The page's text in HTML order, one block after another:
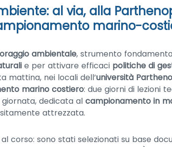
al via, alla
marino-
ambientale, strumento
e per attivare efficaci politiche di
mattina, nei locali dell’università
marino costiero: due giorni di lezioni
dedicata al campionamento in
attrezzata.
corso: sono stati selezionati su base